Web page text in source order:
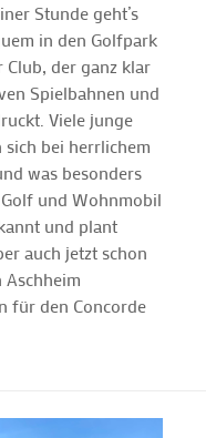
Stunde geht’s
in den Golfpark
Club, der ganz klar
Spielbahnen und
Viele junge
bei herrlichem
was besonders
und Wohnmobil
und plant
auch jetzt schon
für den Concorde